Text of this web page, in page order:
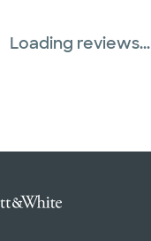
Loading reviews...